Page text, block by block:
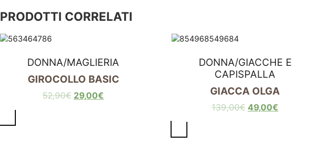
PRODOTTI CORRELATI
DONNA/MAGLIERIA
GIROCOLLO BASIC
52,90€ 29,00€
DONNA/GIACCHE E
CAPISPALLA
GIACCA OLGA
139,00€ 49,00€